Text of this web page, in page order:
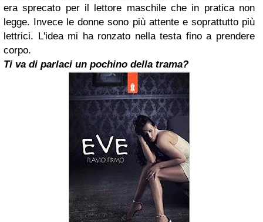
era sprecato per il lettore maschile che in pratica non
legge. Invece le donne sono più attente e soprattutto più
lettrici. L'idea mi ha ronzato nella testa fino a prendere
corpo.
Ti va di parlaci un pochino della trama?